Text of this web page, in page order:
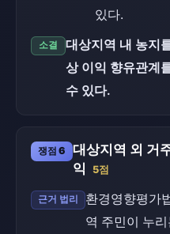
있다.
소결
대상지역 내 농지
상 이익 향유관계
수 있다.
쟁점 6
대상지역 외 거
익
5점
근거 법리
환경영향평가
역 주민이 누